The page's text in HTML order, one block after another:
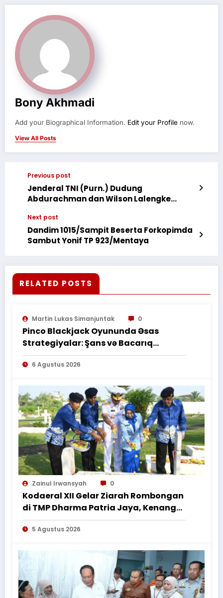
Bony Akhmadi
Add your Biographical Information. Edit your Profile now.
View All Posts
Previous post
Jenderal TNI (Purn.) Dudung
Abdurachman dan Wilson Lalengke
Anton Susanto
Next post
Dandim 1015/Sampit Beserta Forkopimda
Sambut Yonif TP 923/Mentaya
RELATED POSTS
Martin Lukas Simanjuntak 0
Pinco Blackjack Oyununda Əsas
Strategiyalar: Şans və Bacarıq
Balansı – BetAz Oyununa İcmal
6 Agustus 2026
Zainul Irwansyah 0
Kodaeral XII Gelar Ziarah Rombongan
di TMP Dharma Patria Jaya, Kenang
Jasa Pahlawan dalam Peringatan
HUT ke-1
5 Agustus 2026